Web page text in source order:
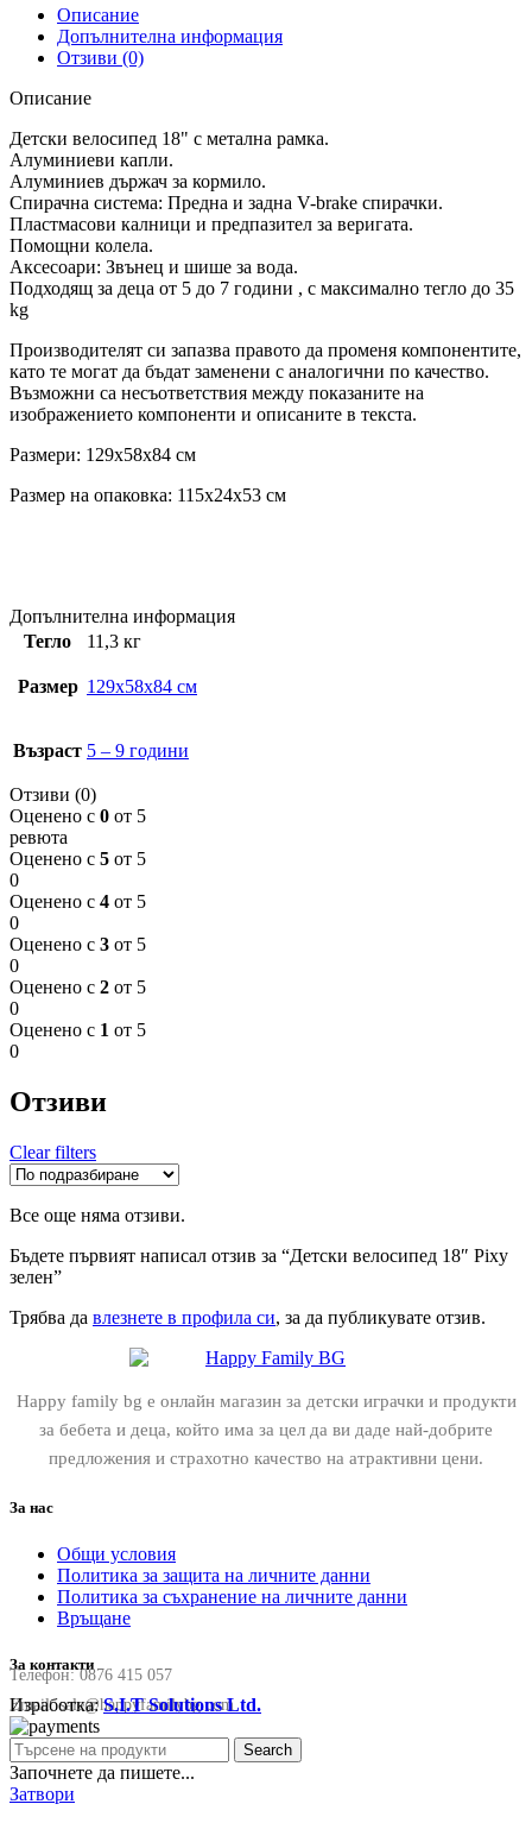
Описание
Допълнителна информация
Отзиви (0)
Описание
Детски велосипед 18" с метална рамка.
Алуминиеви капли.
Алуминиев държач за кормило.
Спирачна система: Предна и задна V-brake спирачки.
Пластмасови калници и предпазител за веригата.
Помощни колела.
Аксесоари: Звънец и шише за вода.
Подходящ за деца от 5 до 7 години , с максимално тегло до 35
kg
Производителят си запазва правото да променя компонентите,
като те могат да бъдат заменени с аналогични по качество.
Възможни са несъответствия между показаните на
изображението компоненти и описаните в текста.
Размери: 129x58x84 см
Размер на опаковка: 115x24x53 см
Допълнителна информация
Тегло
11,3 кг
Размер 129x58x84 см
Възраст 5 – 9 години
Отзиви (0)
Оценено с 0 от 5
ревюта
Оценено с 5 от 5
0
Оценено с 4 от 5
0
Оценено с 3 от 5
0
Оценено с 2 от 5
0
Оценено с 1 от 5
0
Отзиви
Clear filters
Все още няма отзиви.
Бъдете първият написал отзив за “Детски велосипед 18″ Pixy
зелен”
Трябва да влезнете в профила си, за да публикувате отзив.
Happy family bg е онлайн магазин за детски играчки и продукти
за бебета и деца, който има за цел да ви даде най-добрите
предложения и страхотно качество на атрактивни цени.
За нас
Общи условия
Политика за защита на личните данни
Политика за съхранение на личните данни
Връщане
За контакти
Телефон:0876 415 057
Email:sale@happyfamilybg.com
Изработка:S.I.T Solutions Ltd.
Search
Започнете да пишете...
Затвори